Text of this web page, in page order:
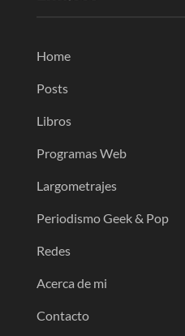
Home
Posts
Libros
Programas Web
Largometrajes
Periodismo Geek & Pop
Redes
Acerca de mi
Contacto